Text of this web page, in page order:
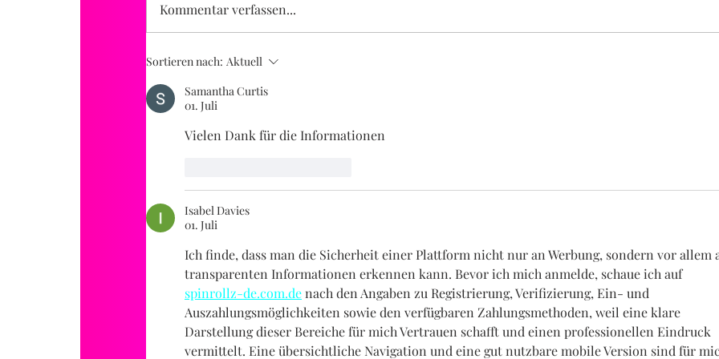
Kommentar verfassen...
Sortieren nach: Aktuell
Samantha Curtis
01. Juli
Vielen Dank für die Informationen
Isabel Davies
01. Juli
Ich finde, dass man die Sicherheit einer Plattform nicht nur an Werbung, sondern vor allem
transparenten Informationen erkennen kann. Bevor ich mich anmelde, schaue ich auf
spinrollz-de.com.de nach den Angaben zu Registrierung, Verifizierung, Ein- und
Auszahlungsmöglichkeiten sowie den verfügbaren Zahlungsmethoden, weil eine klare
Darstellung dieser Bereiche für mich Vertrauen schafft und einen professionellen Eindruck
vermittelt. Eine übersichtliche Navigation und eine gut nutzbare mobile Version sind für